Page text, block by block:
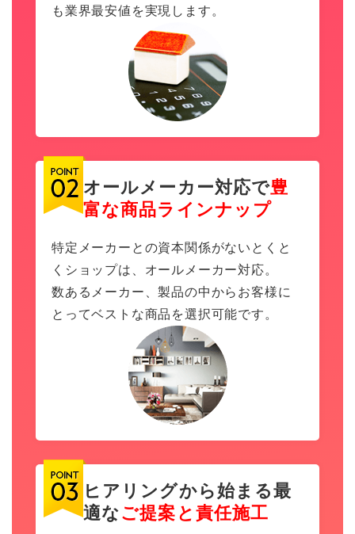
も業界最安値を実現します。
オールメーカー対応で豊
富な商品ラインナップ
特定メーカーとの資本関係がないとくと
くショップは、オールメーカー対応。
数あるメーカー、製品の中からお客様に
とってベストな商品を選択可能です。
ヒアリングから始まる最
適なご提案と責任施工